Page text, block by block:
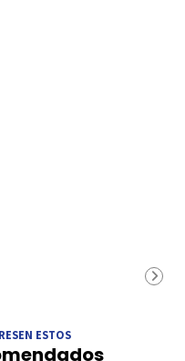
ESTOS